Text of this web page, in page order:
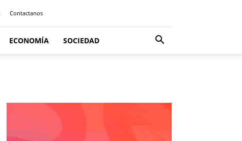
Contactanos
ECONOMÍA SOCIEDAD